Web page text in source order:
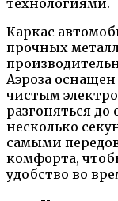
Каркас
прочных
Аэроза
чистым
разгоняться до
несколько
самыми
комфорта,
удобство во